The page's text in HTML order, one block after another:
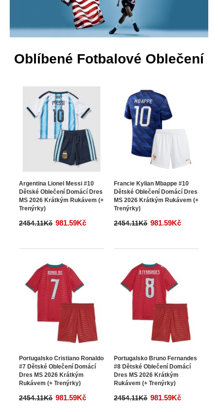
Oblíbené Fotbalové Oblečení
Argentina Lionel Messi #10
Dětské Oblečení Domácí Dres
MS 2026 Krátkým Rukávem (+
Trenýrky)
2454.11Kč 981.59Kč
Francie Kylian Mbappe #10
Dětské Oblečení Domácí Dres
MS 2026 Krátkým Rukávem (+
Trenýrky)
2454.11Kč 981.59Kč
Portugalsko Cristiano Ronaldo
#7 Dětské Oblečení Domácí
Dres MS 2026 Krátkým
Rukávem (+ Trenýrky)
2454.11Kč 981.59Kč
Portugalsko Bruno Fernandes
#8 Dětské Oblečení Domácí
Dres MS 2026 Krátkým
Rukávem (+ Trenýrky)
2454.11Kč 981.59Kč